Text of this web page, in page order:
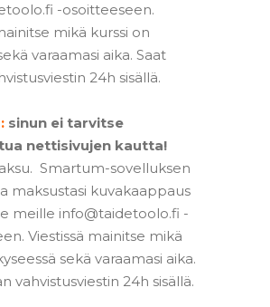
-osoitteeseen.
mikä kurssi on
varaamasi aika. Saat
24h sisällä.
sinun ei tarvitse
nettisivujen kautta!
Smartum-sovelluksen
maksustasi kuvakaappaus
meille info@taidetoolo.fi -
Viestissä mainitse mikä
sekä varaamasi aika.
vahvistusviestin 24h sisällä.